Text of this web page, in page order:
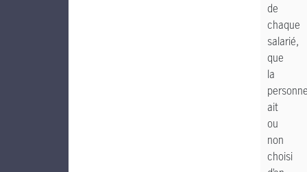
de
chaque
salarié,
que
la
ait
ou
non
choisi